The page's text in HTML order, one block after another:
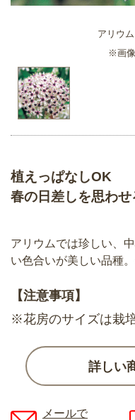
アリウ
※画像
植えっぱなしOK
春の日差しを思わせ
アリウムでは珍しい、
い色合いが美しい品種
【注意事項】
※花房のサイズは栽
詳しい
メールで